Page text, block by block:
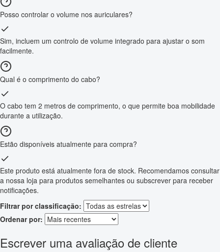
Posso controlar o volume nos auriculares?
Sim, incluem um controlo de volume integrado para ajustar o som
facilmente.
Qual é o comprimento do cabo?
O cabo tem 2 metros de comprimento, o que permite boa mobilidade
durante a utilização.
Estão disponíveis atualmente para compra?
Este produto está atualmente fora de stock. Recomendamos consultar
a nossa loja para produtos semelhantes ou subscrever para receber
notificações.
Filtrar por classificação:
Ordenar por:
Escrever uma avaliação de cliente